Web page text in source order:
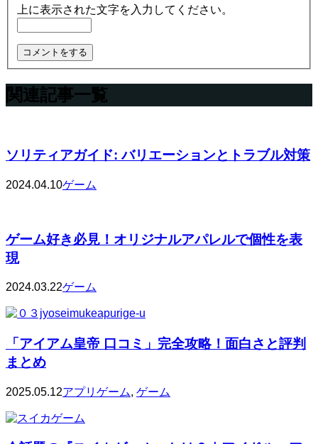
上に表示された文字を入力してください。
関連記事一覧
ソリティアガイド: バリエーションとトラブル対策
2024.04.10ゲーム
ゲーム好き必見！オリジナルアパレルで個性を表
現
2024.03.22ゲーム
「アイアム皇帝 口コミ」完全攻略！面白さと評判
まとめ
2025.05.12アプリゲーム, ゲーム